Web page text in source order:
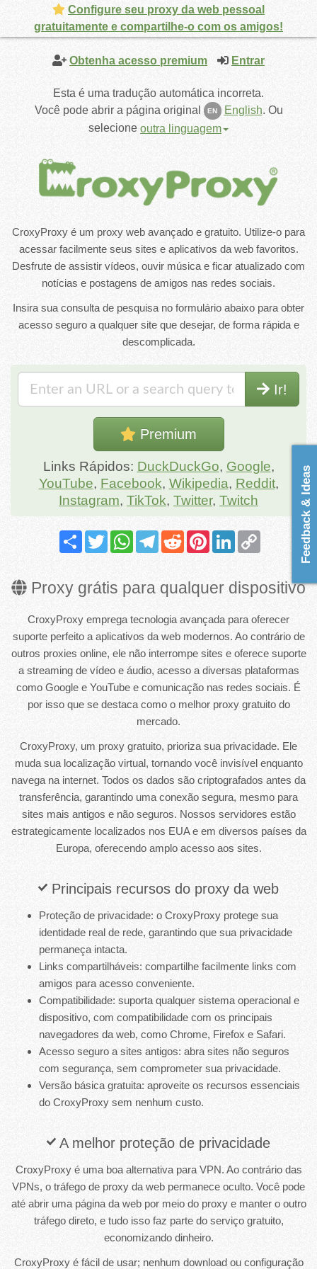
Obtenha acesso premium Entrar
Esta é uma tradução automática incorreta.
Você pode abrir a página original
EN English. Ou
selecione outra linguagem
CroxyProxy é um proxy web avançado e gratuito. Utilize-o para
acessar facilmente seus sites e aplicativos da web favoritos.
Desfrute de assistir vídeos, ouvir música e ficar atualizado com
notícias e postagens de amigos nas redes sociais.
Insira sua consulta de pesquisa no formulário abaixo para obter
acesso seguro a qualquer site que desejar, de forma rápida e
descomplicada.
Ir!
Premium
Links Rápidos: DuckDuckGo, Google,
YouTube, Facebook, Wikipedia, Reddit,
Instagram, TikTok, Twitter, Twitch
Share TwitterWhatsAppTelegramRedditPinterestLinkedIn
Proxy grátis para qualquer dispositivo
CroxyProxy emprega tecnologia avançada para oferecer
suporte perfeito a aplicativos da web modernos. Ao contrário de
outros proxies online, ele não interrompe sites e oferece suporte
a streaming de vídeo e áudio, acesso a diversas plataformas
como Google e YouTube e comunicação nas redes sociais. É
por isso que se destaca como o melhor proxy gratuito do
mercado.
CroxyProxy, um proxy gratuito, prioriza sua privacidade. Ele
muda sua localização virtual, tornando você invisível enquanto
navega na internet. Todos os dados são criptografados antes da
transferência, garantindo uma conexão segura, mesmo para
sites mais antigos e não seguros. Nossos servidores estão
estrategicamente localizados nos EUA e em diversos países da
Europa, oferecendo amplo acesso aos sites.
Principais recursos do proxy da web
Proteção de privacidade: o CroxyProxy protege sua
identidade real de rede, garantindo que sua privacidade
permaneça intacta.
Links compartilháveis: compartilhe facilmente links com
amigos para acesso conveniente.
Compatibilidade: suporta qualquer sistema operacional e
dispositivo, com compatibilidade com os principais
navegadores da web, como Chrome, Firefox e Safari.
Acesso seguro a sites antigos: abra sites não seguros
com segurança, sem comprometer sua privacidade.
Versão básica gratuita: aproveite os recursos essenciais
do CroxyProxy sem nenhum custo.
A melhor proteção de privacidade
CroxyProxy é uma boa alternativa para VPN. Ao contrário das
VPNs, o tráfego de proxy da web permanece oculto. Você pode
até abrir uma página da web por meio do proxy e manter o outro
tráfego direto, e tudo isso faz parte do serviço gratuito,
economizando dinheiro.
CroxyProxy é fácil de usar; nenhum download ou configuração
Feedback & Ideas
Configure seu proxy da web pessoal
gratuitamente e compartilhe-o com os amigos!